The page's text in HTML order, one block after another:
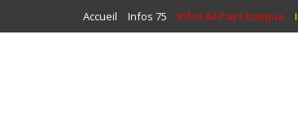
Accueil Infos 75 Infos 64 Pays basque